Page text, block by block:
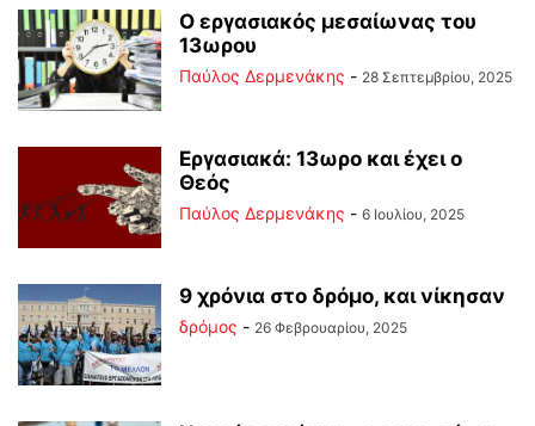
Ο εργασιακός μεσαίωνας του
13ωρου
Παύλος Δερμενάκης - 28 Σεπτεμβρίου, 2025
Εργασιακά: 13ωρο και έχει ο
Θεός
Παύλος Δερμενάκης - 6 Ιουλίου, 2025
9 χρόνια στο δρόμο, και νίκησαν
δρόμος - 26 Φεβρουαρίου, 2025